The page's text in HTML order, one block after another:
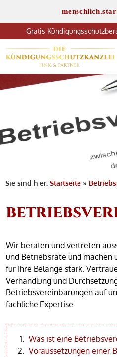
Sie sind hier:Startseite »
Wir beraten und vertreten
und Betriebsräte und machen
für Ihre Belange stark.
Verhandlung und
Betriebsvereinbarungen auf
fachliche Expertise.
Was ist eine
Voraussetzungen einer